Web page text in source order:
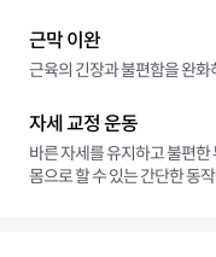
근막 이완
근육의 긴장과 불편함을 완
자세 교정 운동
바른 자세를 유지하고 불편
몸으로 할 수 있는 간단한 동